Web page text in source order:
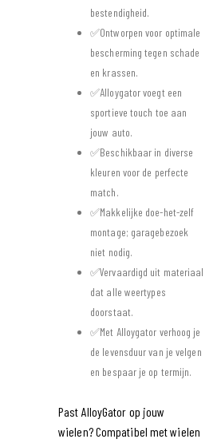
bestendigheid.
✅Ontworpen voor optimale
bescherming tegen schade
en krassen.
✅Alloygator voegt een
sportieve touch toe aan
jouw auto.
✅Beschikbaar in diverse
kleuren voor de perfecte
match.
✅Makkelijke doe-het-zelf
montage; garagebezoek
niet nodig.
✅Vervaardigd uit materiaal
dat alle weertypes
doorstaat.
✅Met Alloygator verhoog je
de levensduur van je velgen
en bespaar je op termijn.
Past AlloyGator op jouw
wielen?Compatibel met wielen